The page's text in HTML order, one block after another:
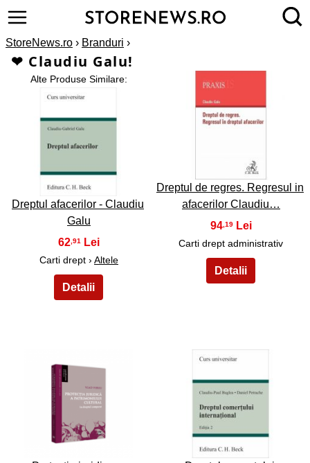
StoreNews.ro › Branduri ›
❤ Claudiu Galu!
Alte Produse Similare:
1
Dreptul afacerilor - Claudiu
Galu
62 ,91
Carti drept › Altele
Dreptul de regres. Regresul in
afacerilor Claudiu…
94 ,19
Carti drept administrativ
3 4